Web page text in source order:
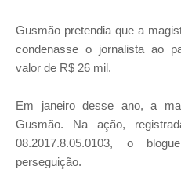
Gusmão pretendia que a
condenasse o jornalista ao
valor de R$ 26 mil.
Em janeiro desse ano, a
Gusmão. Na ação,
08.2017.8.05.0103, o
perseguição.